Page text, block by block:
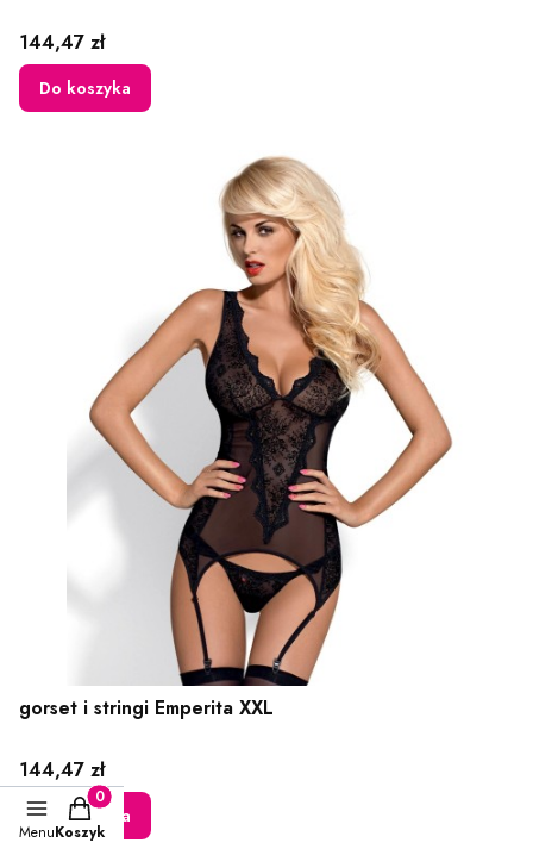
Cena
144,47 zł
Do koszyka
gorset i stringi Emperita XXL
Cena
144,47 zł
Do koszyka
Menu
Produkty w koszyku: 0. Zobacz szczegóły
Koszyk